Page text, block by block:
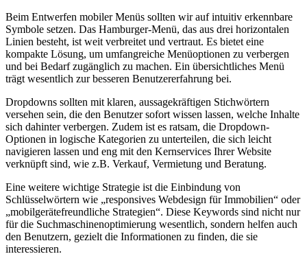
Beim Entwerfen mobiler Menüs sollten wir auf intuitiv erkennbare
Symbole setzen. Das Hamburger-Menü, das aus drei horizontalen
Linien besteht, ist weit verbreitet und vertraut. Es bietet eine
kompakte Lösung, um umfangreiche Menüoptionen zu verbergen
und bei Bedarf zugänglich zu machen. Ein übersichtliches Menü
trägt wesentlich zur besseren Benutzererfahrung bei.
Dropdowns sollten mit klaren, aussagekräftigen Stichwörtern
versehen sein, die den Benutzer sofort wissen lassen, welche Inhalte
sich dahinter verbergen. Zudem ist es ratsam, die Dropdown-
Optionen in logische Kategorien zu unterteilen, die sich leicht
navigieren lassen und eng mit den Kernservices Ihrer Website
verknüpft sind, wie z.B. Verkauf, Vermietung und Beratung.
Eine weitere wichtige Strategie ist die Einbindung von
Schlüsselwörtern wie „responsives Webdesign für Immobilien“ oder
„mobilgerätefreundliche Strategien“. Diese Keywords sind nicht nur
für die Suchmaschinenoptimierung wesentlich, sondern helfen auch
den Benutzern, gezielt die Informationen zu finden, die sie
interessieren.